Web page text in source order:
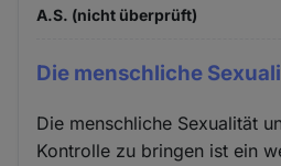
A.S. (nicht überprüft)
Die menschliche
Die menschliche Sexualität
Kontrolle zu bringen ist ein